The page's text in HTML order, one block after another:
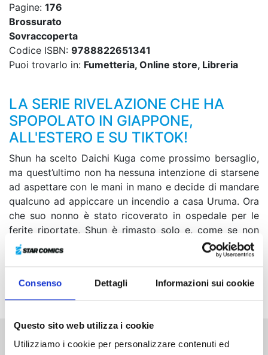
Consenso Dettagli Informazioni sui cookie
Questo sito web utilizza i cookie
Utilizziamo i cookie per personalizzare contenuti ed
Pagine: 176
Brossurato
Sovraccoperta
Codice ISBN: 9788822651341
Puoi trovarlo in: Fumetteria, Online store, Libreria
LA SERIE RIVELAZIONE CHE HA
SPOPOLATO IN GIAPPONE,
ALL'ESTERO E SU TIKTOK!
Shun ha scelto Daichi Kuga come prossimo bersaglio,
ma quest’ultimo non ha nessuna intenzione di starsene
ad aspettare con le mani in mano e decide di mandare
qualcuno ad appiccare un incendio a casa Uruma. Ora
che suo nonno è stato ricoverato in ospedale per le
ferite riportate, Shun è rimasto solo e, come se non
bastasse, viene a sapere da Kurosawa che Anna
Sugizaki è stata presa di mira proprio da Kuga. Così
c’è un rapporto molto strano...